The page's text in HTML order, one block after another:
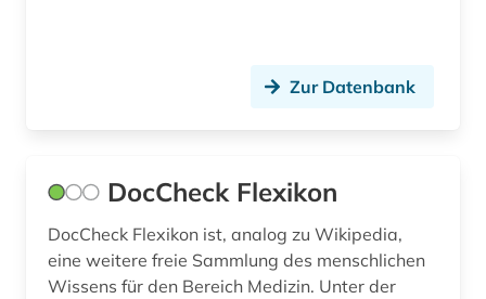
sozialwissenschaften (19)
soziologie (6)
sport (1)
sprache (1)
Zur Datenbank
DocCheck Flexikon
DocCheck Flexikon ist, analog zu Wikipedia,
eine weitere freie Sammlung des menschlichen
Wissens für den Bereich Medizin. Unter der